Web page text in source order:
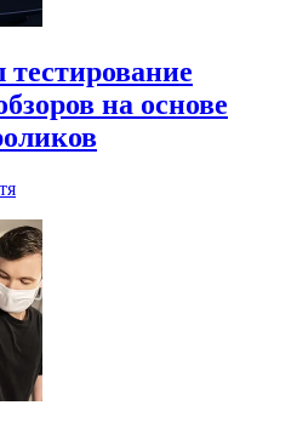
тестирование
на основе